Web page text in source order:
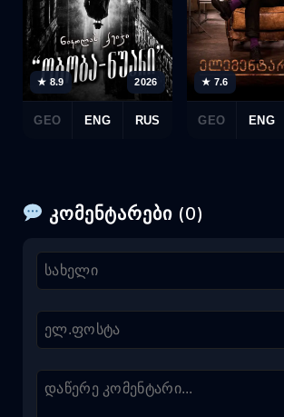
★ 8.9 2026
GEO ENG RUS
★ 7.6
GEO ENG
კომენტარები (0)